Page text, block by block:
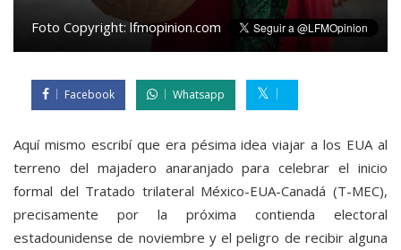
Foto Copyright: lfmopinion.com
Facebook Whatsapp
Aquí mismo escribí que era pésima idea viajar a los EUA al
terreno del majadero anaranjado para celebrar el inicio
formal del Tratado trilateral México-EUA-Canadá (T-MEC),
precisamente por la próxima contienda electoral
estadounidense de noviembre y el peligro de recibir alguna